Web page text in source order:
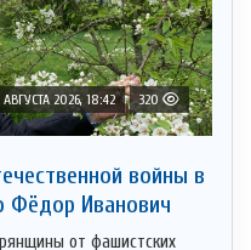
АВГУСТА 2026, 18:42 320
войны в
Фёдор Иванович
от фашистских